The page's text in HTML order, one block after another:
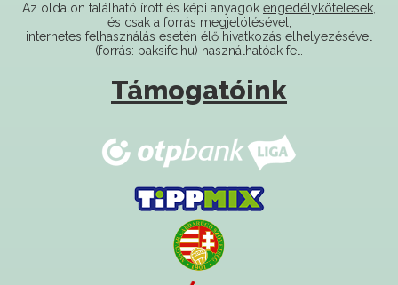
Az oldalon található írott és képi anyagok engedélykötelesek,
és csak a forrás megjelölésével,
internetes felhasználás esetén élő hivatkozás elhelyezésével
(forrás: paksifc.hu) használhatóak fel.
Támogatóink